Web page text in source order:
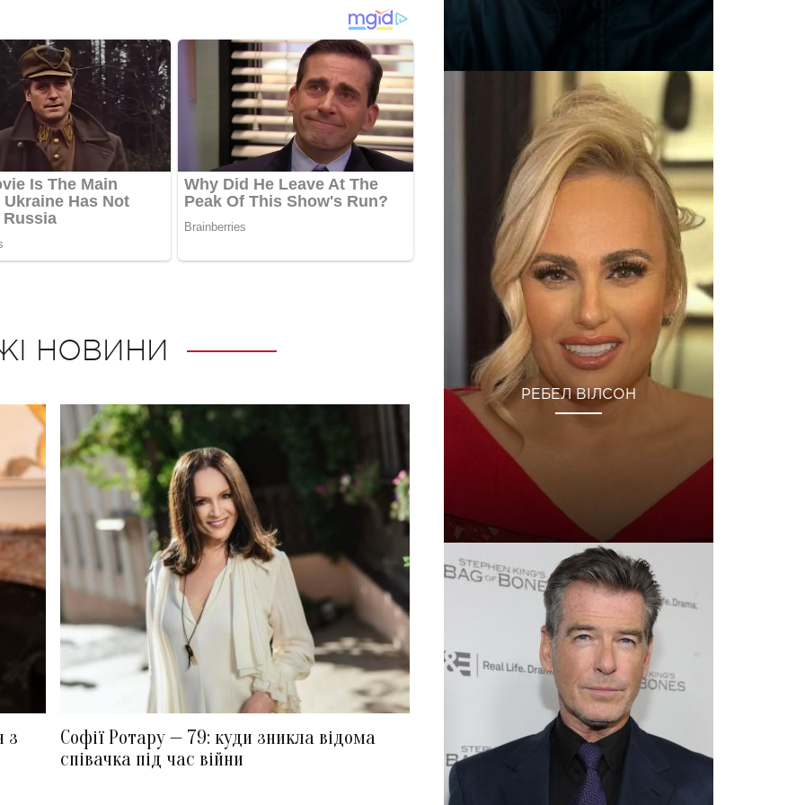
НОВИНИ
з
Софії Ротару — 79: куди зникла відома
співачка під час війни
РЕБЕЛ ВІЛСОН